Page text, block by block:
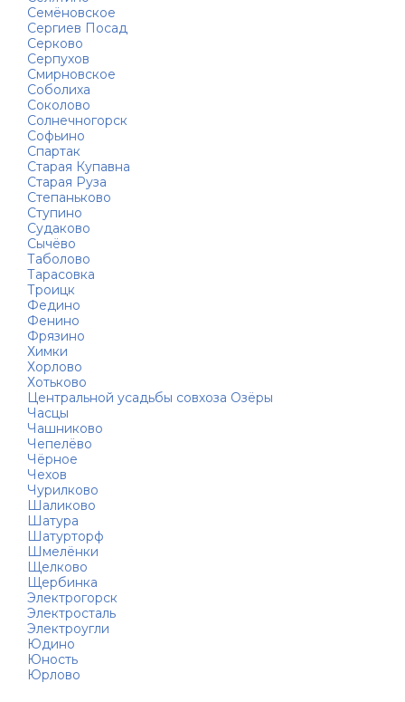
Семёновское
Сергиев Посад
Серково
Серпухов
Смирновское
Соболиха
Соколово
Солнечногорск
Софьино
Спартак
Старая Купавна
Старая Руза
Степаньково
Ступино
Судаково
Сычёво
Таболово
Тарасовка
Троицк
Федино
Фенино
Фрязино
Химки
Хорлово
Хотьково
Центральной усадьбы совхоза Озёры
Часцы
Чашниково
Чепелёво
Чёрное
Чехов
Чурилково
Шаликово
Шатура
Шатурторф
Шмелёнки
Щелково
Щербинка
Электрогорск
Электросталь
Электроугли
Юдино
Юность
Юрлово